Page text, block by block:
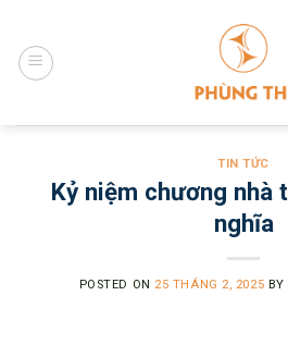
content
TIN TỨC
Kỷ niệm chương nhà
nghĩa
POSTED ON 25 THÁNG 2, 2025 BY